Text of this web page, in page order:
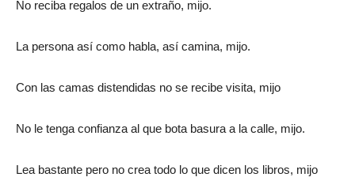
No reciba regalos de un extraño, mijo.
La persona así como habla, así camina, mijo.
Con las camas distendidas no se recibe visita, mijo
No le tenga confianza al que bota basura a la calle, mijo.
Lea bastante pero no crea todo lo que dicen los libros, mijo